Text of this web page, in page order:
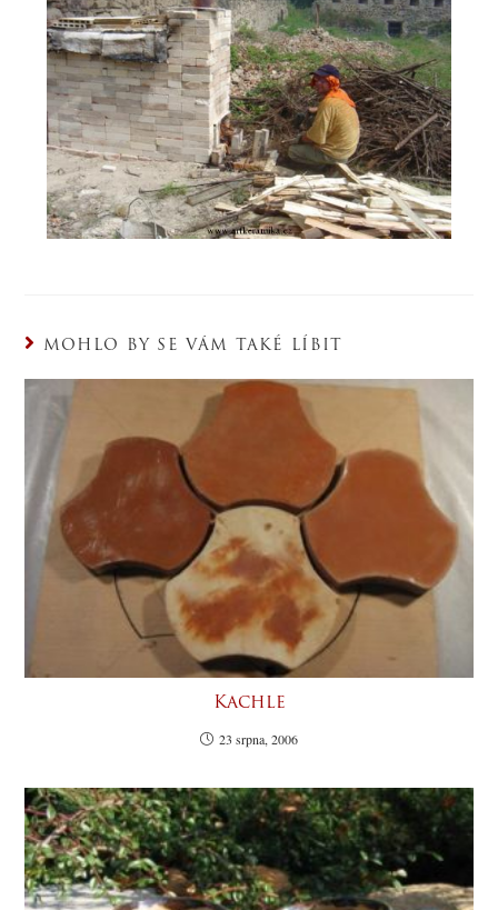
MOHLO BY SE VÁM TAKÉ LÍBIT
Kachle
23 srpna, 2006